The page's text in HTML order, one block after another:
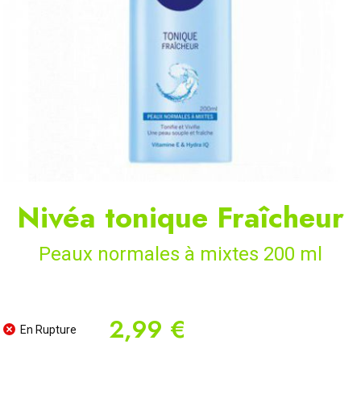
Nivéa tonique Fraîcheur
Peaux normales à mixtes 200 ml
En Rupture 2,99 €